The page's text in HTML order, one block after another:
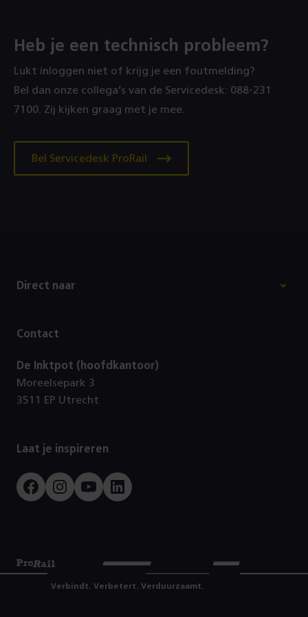
Heb je een technisch probleem?
Lukt inloggen niet of krijg je een foutmelding?
Bel dan onze collega’s van de Servicedesk: 088‑231
7100. Zij kijken graag met je mee.
Bel Servicedesk ProRail
Direct naar
Contact
De Inktpot (hoofdkantoor)
Moreelsepark 3
3511 EP Utrecht
Laat je inspireren
FacebookInstagram
YoutubeLinkedIn
Prorail
Verbindt. Verbetert. Verduurzaamt.